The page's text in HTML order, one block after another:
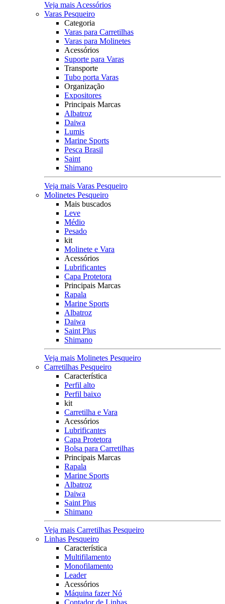
Veja mais Acessórios
Varas Pesqueiro
Categoria
Varas para Carretilhas
Varas para Molinetes
Acessórios
Suporte para Varas
Transporte
Tubo porta Varas
Organização
Expositores
Principais Marcas
Albatroz
Daiwa
Lumis
Marine Sports
Pesca Brasil
Saint
Shimano
Veja mais Varas Pesqueiro
Molinetes Pesqueiro
Mais buscados
Leve
Médio
Pesado
kit
Molinete e Vara
Acessórios
Lubrificantes
Capa Protetora
Principais Marcas
Rapala
Marine Sports
Albatroz
Daiwa
Saint Plus
Shimano
Veja mais Molinetes Pesqueiro
Carretilhas Pesqueiro
Característica
Perfil alto
Perfil baixo
kit
Carretilha e Vara
Acessórios
Lubrificantes
Capa Protetora
Bolsa para Carretilhas
Principais Marcas
Rapala
Marine Sports
Albatroz
Daiwa
Saint Plus
Shimano
Veja mais Carretilhas Pesqueiro
Linhas Pesqueiro
Característica
Multifilamento
Monofilamento
Leader
Acessórios
Máquina fazer Nó
Contador de Linhas